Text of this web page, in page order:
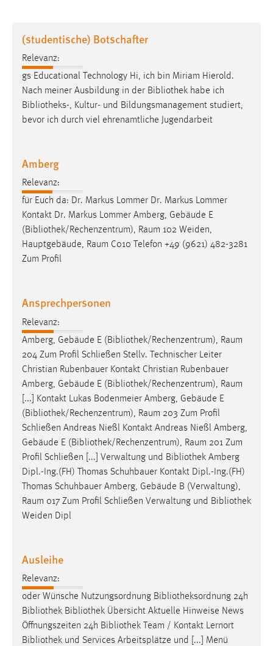
(studentische) Botschafter
Relevanz:
gs Educational Technology Hi, ich bin Miriam Hierold.
Nach meiner Ausbildung in der Bibliothek habe ich
Bibliotheks-, Kultur- und Bildungsmanagement studiert,
bevor ich durch viel ehrenamtliche Jugendarbeit
Amberg
Relevanz:
für Euch da: Dr. Markus Lommer Dr. Markus Lommer
Kontakt Dr. Markus Lommer Amberg, Gebäude E
(Bibliothek/Rechenzentrum), Raum 102 Weiden,
Hauptgebäude, Raum C010 Telefon +49 (9621) 482-3281
Zum Profil
Ansprechpersonen
Relevanz:
Amberg, Gebäude E (Bibliothek/Rechenzentrum), Raum
204 Zum Profil Schließen Stellv. Technischer Leiter
Christian Rubenbauer Kontakt Christian Rubenbauer
Amberg, Gebäude E (Bibliothek/Rechenzentrum), Raum
[...] Kontakt Lukas Bodenmeier Amberg, Gebäude E
(Bibliothek/Rechenzentrum), Raum 203 Zum Profil
Schließen Andreas Nießl Kontakt Andreas Nießl Amberg,
Gebäude E (Bibliothek/Rechenzentrum), Raum 201 Zum
Profil Schließen [...] Verwaltung und Bibliothek Amberg
Dipl.-Ing.(FH) Thomas Schuhbauer Kontakt Dipl.-Ing.(FH)
Thomas Schuhbauer Amberg, Gebäude B (Verwaltung),
Raum 017 Zum Profil Schließen Verwaltung und Bibliothek
Weiden Dipl
Ausleihe
Relevanz:
oder Wünsche Nutzungsordnung Bibliotheksordnung 24h
Bibliothek Bibliothek Übersicht Aktuelle Hinweise News
Öffnungszeiten 24h Bibliothek Team / Kontakt Lernort
Bibliothek und Services Arbeitsplätze und [...] Menü
Performance
Name:
staticfilecache
Zweck:
Für performante Seitenauslieferung wird in diesem Cookie
gespeichert, ob man eingeloggt ist.
Name:
site-language-preference
Zweck:
Das Cookie speichert die gewählte Sprache der Website.
Cookie Laufzeit:
30 Tage
Chat
Name:
MibewSessionID, MIBEW_UserID, mibew_locale, mibew-
chat-frame-style-5e9dbeb1811c0446
Zweck:
Wird benötigt um die Chatfunktion nutzen zu können.
Cookie Laufzeit:
Jahre, MIBEW_UserID = 1 Jahr
Login
Name:
fe_user, be_user, be_lastLoginProvider
Dieser Cookie ist notwendig um sich an der Website
Cookie Laufzeit:
24 Stunden